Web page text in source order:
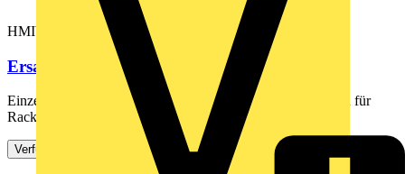
HMIYHDD01TR2
Ersatzteil HDD Enterprise 24/7 für Rack PC
Einzelkomponenten. Ersatzteil HDD mit Montageschrauben für
Rack PC, 1 TB (Enterprise 24/7), blank. Optimized Alle...
Verfügbar: 1 Händler